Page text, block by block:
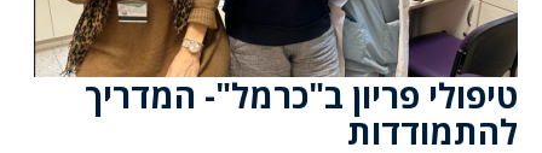
טיפולי פריון ב"כרמל"- המדריך
להתמודדות